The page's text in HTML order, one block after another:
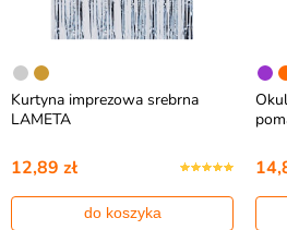
Kurtyna imprezowa srebrna
LAMETA
12,89 zł
do koszyka